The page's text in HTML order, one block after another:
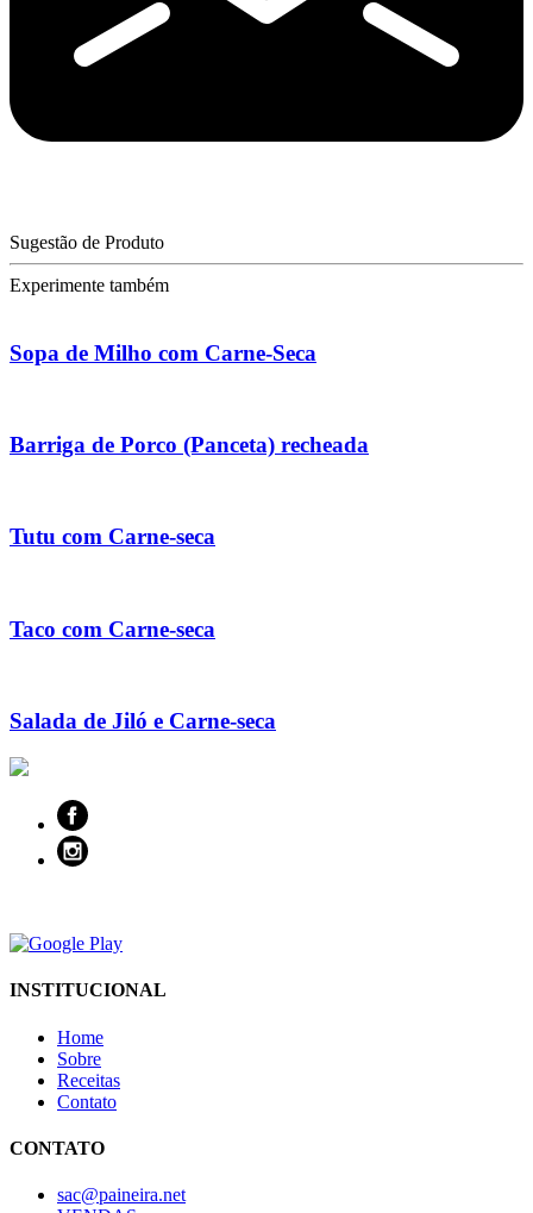
Sugestão de Produto
Experimente também
Sopa de Milho com Carne-Seca
Barriga de Porco (Panceta) recheada
Tutu com Carne-seca
Taco com Carne-seca
Salada de Jiló e Carne-seca
INSTITUCIONAL
Home
Sobre
Receitas
Contato
CONTATO
sac@paineira.net